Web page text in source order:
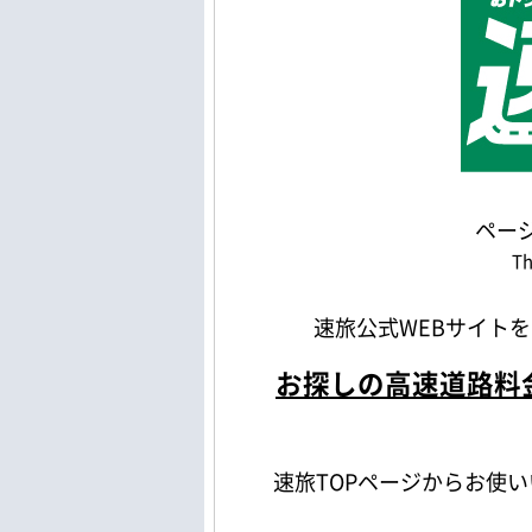
ペー
速旅公式WEBサイト
お探しの高速道路
速旅TOPページからお使